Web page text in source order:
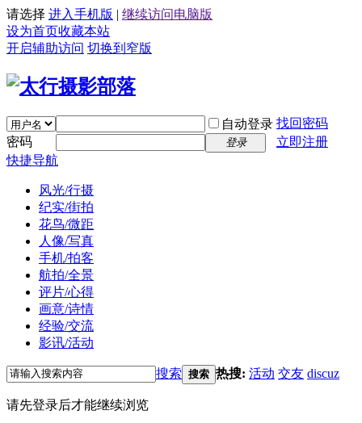
请选择 进入手机版 | 继续访问电脑版
设为首页收藏本站
开启辅助访问 切换到窄版
自动登录 找回密码
密码
登录
立即注册
快捷导航
风光/行摄
纪实/街拍
花鸟/微距
人像/写真
手机/拍客
航拍/全景
评片/心得
画意/诗情
经验/交流
影讯/活动
搜索 搜索 热搜: 活动 交友 discuz
请先登录后才能继续浏览